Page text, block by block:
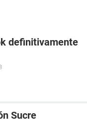
definitivamente
Sucre